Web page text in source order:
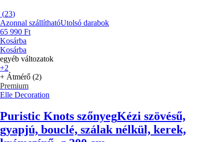
(23)
Azonnal szállíthatóUtolsó darabok
65 990 Ft
Kosárba
Kosárba
egyéb változatok
+2
+ Átmérő (2)
Premium
Elle Decoration
Puristic Knots szőnyegKézi szövésű,
gyapjú, bouclé, szálak nélkül, kerek,